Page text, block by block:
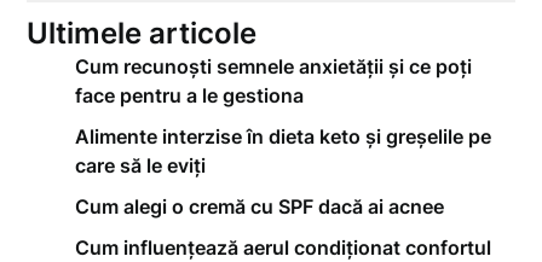
Ultimele articole
Cum recunoști semnele anxietății și ce poți
face pentru a le gestiona
Alimente interzise în dieta keto și greșelile pe
care să le eviți
Cum alegi o cremă cu SPF dacă ai acnee
Cum influențează aerul condiționat confortul